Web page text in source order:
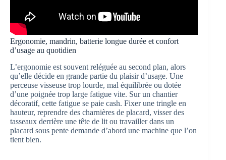
Ergonomie, mandrin, batterie longue durée et confort
d’usage au quotidien
L’ergonomie est souvent reléguée au second plan, alors
qu’elle décide en grande partie du plaisir d’usage. Une
perceuse visseuse trop lourde, mal équilibrée ou dotée
d’une poignée trop large fatigue vite. Sur un chantier
décoratif, cette fatigue se paie cash. Fixer une tringle en
hauteur, reprendre des charnières de placard, visser des
tasseaux derrière une tête de lit ou travailler dans un
placard sous pente demande d’abord une machine que l’on
tient bien.